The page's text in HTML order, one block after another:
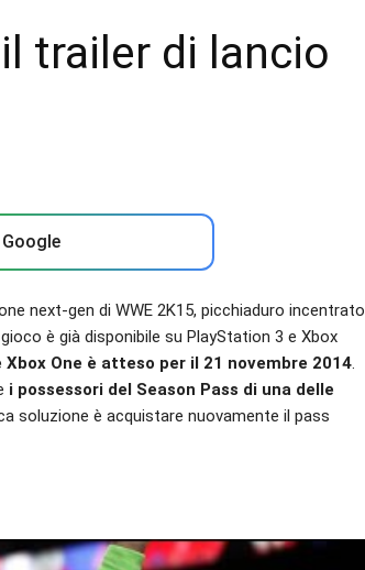
trailer di lancio
next-gen di WWE 2K15, picchiaduro incentrato
è già disponibile su PlayStation 3 e Xbox
One è atteso per il 21 novembre 2014.
i possessori del Season Pass di una delle
soluzione è acquistare nuovamente il pass